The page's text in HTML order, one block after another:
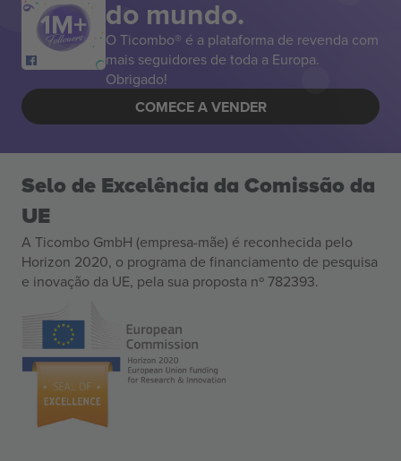
do mundo.
O Ticombo® é a plataforma de revenda com
mais seguidores de toda a Europa.
Obrigado!
COMECE A VENDER
Selo de Excelência da Comissão da
UE
A Ticombo GmbH (empresa-mãe) é reconhecida pelo
Horizon 2020, o programa de financiamento de pesquisa
e inovação da UE, pela sua proposta nº 782393.